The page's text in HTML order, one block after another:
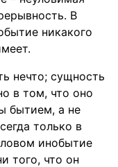
В
никакого
нечто; сущность
в том, что оно
бытием, а не
только в
инобытие
того, что он